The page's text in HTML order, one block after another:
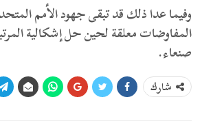
وفيما عدا ذلك قد تبقى جهود الأمم
المفاوضات معلقة لحين حل إشكالية
صنعاء.
شارك